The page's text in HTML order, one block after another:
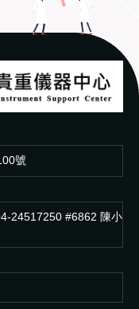
號
24517250 #6862 陳小